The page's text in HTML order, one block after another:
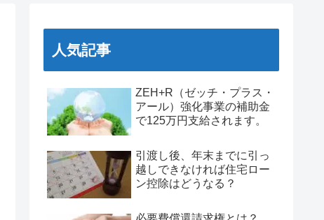
人気記事
ZEH+R（ゼッチ・プラス・
アール）強化事業の補助金
で125万円支給されます。
引渡し後、年末までに引っ
越しできなければ住宅ロー
ン控除はどうなる？